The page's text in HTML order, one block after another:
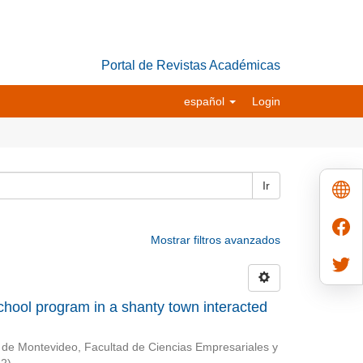
Portal de Revistas Académicas
español Login
Ir
Mostrar filtros avanzados
program in a shanty town interacted
Montevideo, Facultad de Ciencias Empresariales y